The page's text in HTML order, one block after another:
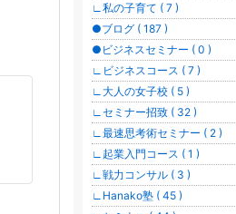
∟私の子育て ( 7 )
●ブログ ( 187 )
●ビジネスセミナー ( 0 )
∟ビジネスコース ( 7 )
∟大人の女子校 ( 5 )
∟セミナー招致 ( 32 )
∟最速思考術セミナー ( 2 )
∟起業入門コース ( 1 )
∟戦力コンサル ( 3 )
∟Hanako塾 ( 45 )